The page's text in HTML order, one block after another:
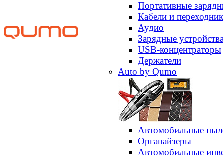
Портативные
Кабели и
Аудио
Зарядные устройства
USB-концентраторы
Держатели
Auto by Qumo
Автомобильные
Органайзеры
Автомобильные